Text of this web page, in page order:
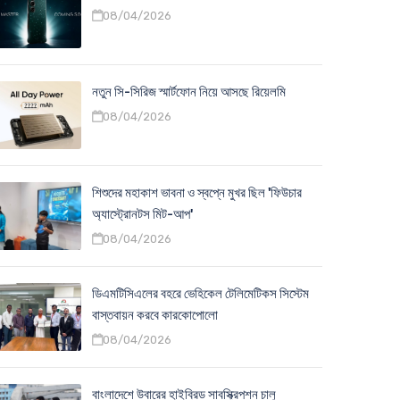
08/04/2026
নতুন সি-সিরিজ স্মার্টফোন নিয়ে আসছে রিয়েলমি
08/04/2026
শিশুদের মহাকাশ ভাবনা ও স্বপ্নে মুখর ছিল 'ফিউচার
অ্যাস্ট্রোনটস মিট-আপ'
08/04/2026
ডিএমটিসিএলের বহরে ভেহিকেল টেলিমেটিকস সিস্টেম
বাস্তবায়ন করবে কারকোপোলো
08/04/2026
বাংলাদেশে উবারের হাইব্রিড সাবস্ক্রিপশন চালু